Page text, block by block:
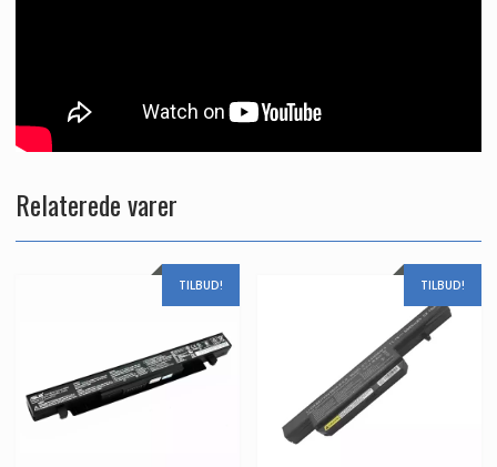
Relaterede varer
TILBUD! TILBUD!